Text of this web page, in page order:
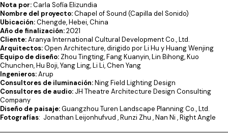
Nota por:Carla Sofía Elizundia
Nombre del proyecto:Chapel of Sound (Capilla del Sonido)
Ubicación:Chengde, Hebei, China
Año de finalización:2021
Cliente:Aranya International Cultural Development Co., Ltd.
Arquitectos:Open Architecture, dirigido por Li Hu y Huang Wenjing
Equipo de diseño: Zhou Tingting, Fang Kuanyin, Lin Bihong, Kuo
Chunchen, Hu Boji, Yang Ling, Li Li, Chen Yang
Ingenieros:Arup
Consultores de iluminación:Ning Field Lighting Design
Consultores de audio: JH Theatre Architecture Design Consulting
Company
Diseño de paisaje:Guangzhou Turen Landscape Planning Co., Ltd.
Fotografías: Jonathan Leijonhufvud , Runzi Zhu , Nan Ni , Right Angle